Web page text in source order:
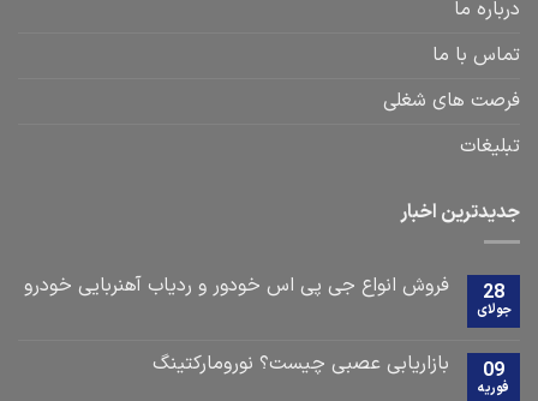
درباره ما
تماس با ما
فرصت های شغلی
تبلیغات
جدیدترین اخبار
28
جولای
فروش انواع جی پی اس خودور و ردیاب آهنربایی خودرو
09
فوریه
بازاریابی عصبی چیست؟ نورومارکتینگ